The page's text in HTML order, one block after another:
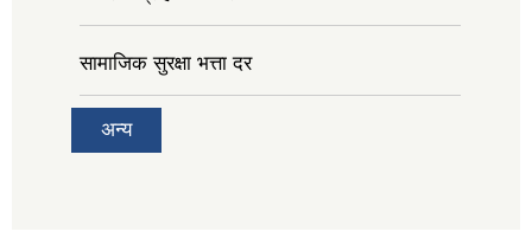
सामाजिक सुरक्षा भत्ता दर
अन्य